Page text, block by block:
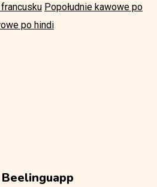
Popołudnie kawowe po
po hindi
Beelinguapp